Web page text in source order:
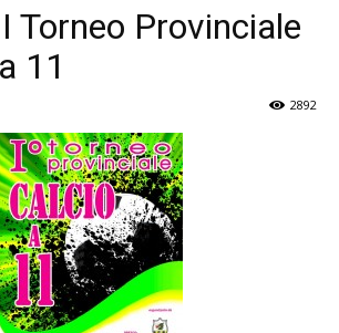
Torneo Provinciale
11
2892